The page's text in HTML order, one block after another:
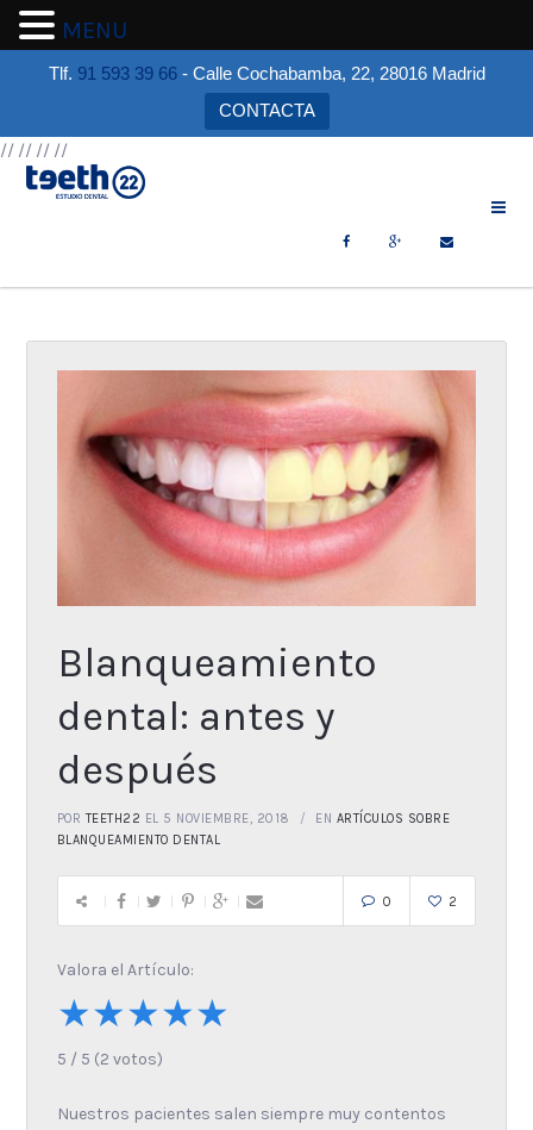
Tlf. 91 593 39 66- Calle Cochabamba, 22, 28016 Madrid
CONTACTA
// // // //
Blanqueamiento
dental: antes y
después
PORTEETH22 EL 5 NOVIEMBRE, 2018 EN ARTÍCULOS SOBRE
BLANQUEAMIENTO DENTAL
2
0
Valora el Artículo:
★★★★★
5 / 5 (2 votos)
Nuestros pacientes salen siempre muy contentos
MENU